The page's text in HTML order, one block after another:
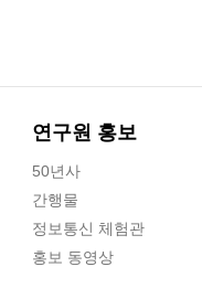
연구원 홍보
50년사
간행물
정보통신 체험관
홍보 동영상